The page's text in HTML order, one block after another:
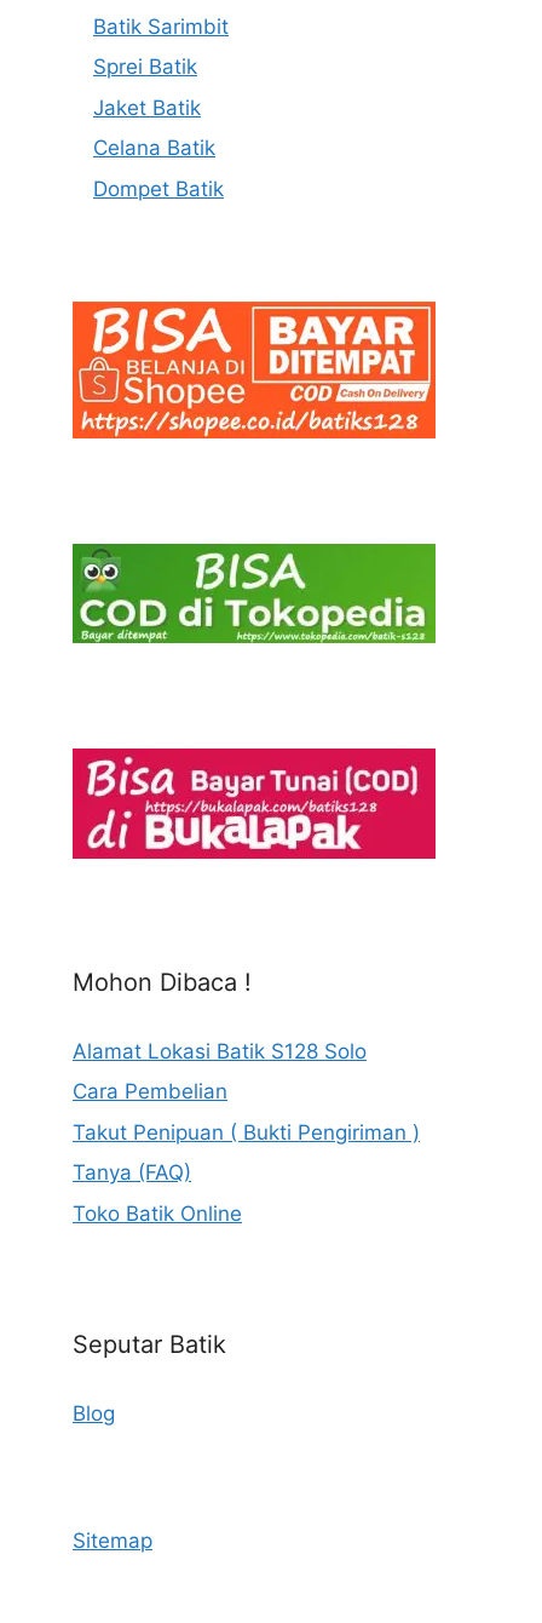
Batik Sarimbit
Sprei Batik
Jaket Batik
Celana Batik
Dompet Batik
Mohon Dibaca !
Alamat Lokasi Batik S128 Solo
Cara Pembelian
Takut Penipuan ( Bukti Pengiriman )
Tanya (FAQ)
Toko Batik Online
Seputar Batik
Blog
Sitemap